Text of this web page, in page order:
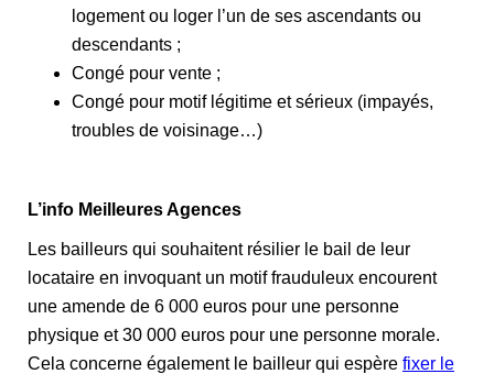
logement ou loger l’un de ses ascendants ou
descendants ;
Congé pour vente ;
Congé pour motif légitime et sérieux (impayés,
troubles de voisinage…)
L’info Meilleures Agences
Les bailleurs qui souhaitent résilier le bail de leur
locataire en invoquant un motif frauduleux encourent
une amende de 6 000 euros pour une personne
physique et 30 000 euros pour une personne morale.
Cela concerne également le bailleur qui espère fixer le